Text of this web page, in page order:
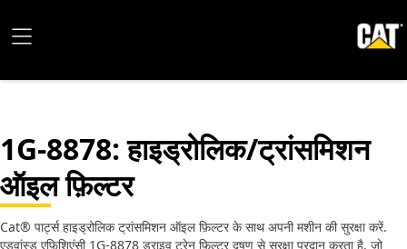
1G-8878: हाइड्रोलिक/ट्रांसमिशन
ऑइल फ़िल्‍टर
Cat® पार्ट्स हाइड्रोलिक ट्रांसमिशन ऑइल फ़िल्टर के साथ अपनी मशीन की सुरक्षा करें.
एडवांस्ड एफ़िशिएंसी 1G-8878 ड्राइव ट्रेन फ़िल्टर दूषण से सुरक्षा प्रदान करता है, जो